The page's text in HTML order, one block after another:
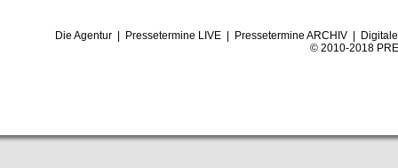
Die Agentur| Pressetermine LIVE| Pressetermine ARCHIV|
© 2010-2018